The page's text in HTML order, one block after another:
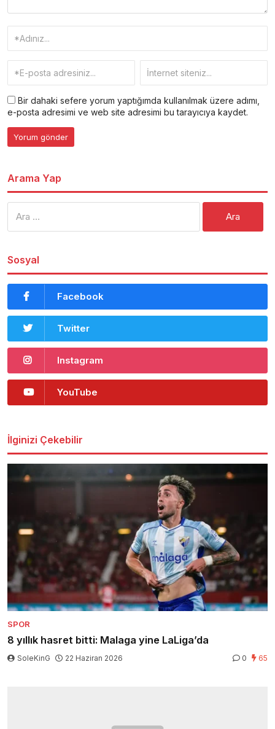
Bir dahaki sefere yorum yaptığımda kullanılmak üzere adımı,
e-posta adresimi ve web site adresimi bu tarayıcıya kaydet.
Arama Yap
Sosyal
Facebook
Twitter
Instagram
YouTube
İlginizi Çekebilir
SPOR
8 yıllık hasret bitti: Malaga yine LaLiga’da
SoleKinG 22 Haziran 2026 0 65